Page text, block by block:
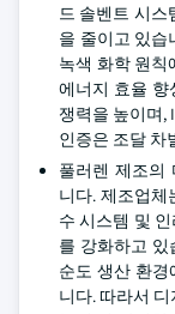
드 솔벤트 시스
을 줄이고 있습
녹색 화학 원칙
에너지 효율 향
쟁력을 높이며,
인증은 조달 차
풀러렌 제조의
니다. 제조업체
수 시스템 및
를 강화하고
순도 생산 환경
니다. 따라서